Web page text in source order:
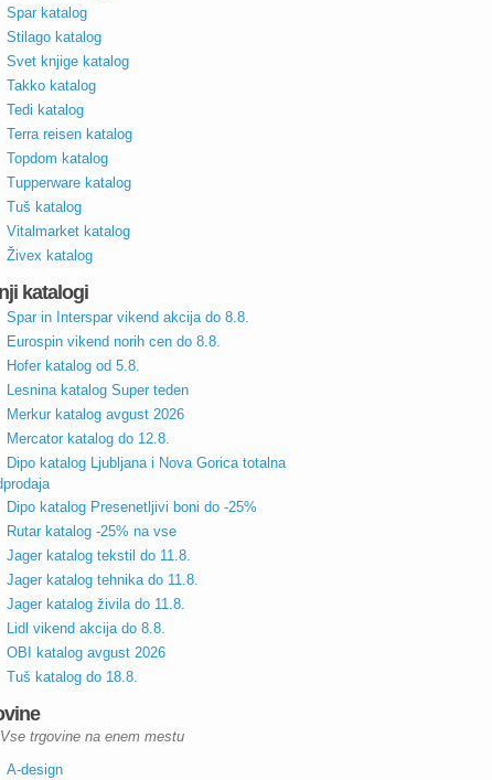
Spar katalog
Stilago katalog
Svet knjige katalog
Takko katalog
Tedi katalog
Terra reisen katalog
Topdom katalog
Tupperware katalog
Tuš katalog
Vitalmarket katalog
Živex katalog
katalogi
Spar in Interspar vikend akcija do 8.8.
Eurospin vikend norih cen do 8.8.
Hofer katalog od 5.8.
Lesnina katalog Super teden
Merkur katalog avgust 2026
Mercator katalog do 12.8.
Dipo katalog Ljubljana i Nova Gorica totalna
Dipo katalog Presenetljivi boni do -25%
Rutar katalog -25% na vse
Jager katalog tekstil do 11.8.
Jager katalog tehnika do 11.8.
Jager katalog živila do 11.8.
Lidl vikend akcija do 8.8.
OBI katalog avgust 2026
Tuš katalog do 18.8.
Vse trgovine na enem mestu
A-design